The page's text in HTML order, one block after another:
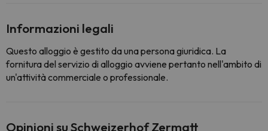
Informazioni legali
Questo alloggio è gestito da una persona giuridica. La
fornitura del servizio di alloggio avviene pertanto nell'ambito di
un'attività commerciale o professionale.
Opinioni su Schweizerhof Zermatt